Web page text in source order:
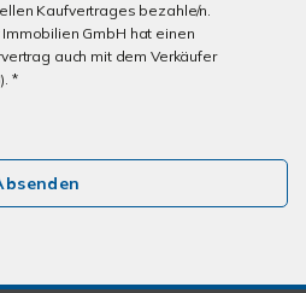
Kaufvertrages bezahle/n.
GmbH hat einen
auch mit dem Verkäufer
*